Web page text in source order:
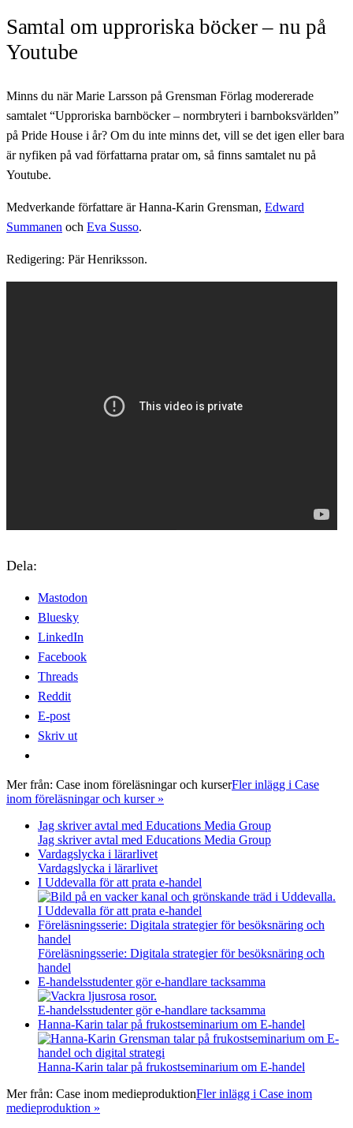
Samtal om upproriska böcker – nu på
Youtube
Minns du när Marie Larsson på Grensman Förlag modererade
samtalet “Upproriska barnböcker – normbryteri i barnboksvärlden”
på Pride House i år? Om du inte minns det, vill se det igen eller bara
är nyfiken på vad författarna pratar om, så finns samtalet nu på
Youtube.
Medverkande författare är Hanna-Karin Grensman, Edward
Summanen och Eva Susso.
Redigering: Pär Henriksson.
Dela:
Mastodon
Bluesky
LinkedIn
Facebook
Threads
Reddit
E-post
Skriv ut
Mer från: Case inom föreläsningar och kurserFler inlägg i Case
inom föreläsningar och kurser »
Jag skriver avtal med Educations Media Group
Jag skriver avtal med Educations Media Group
Vardagslycka i lärarlivet
Vardagslycka i lärarlivet
I Uddevalla för att prata e-handel
I Uddevalla för att prata e-handel
Föreläsningsserie: Digitala strategier för besöksnäring och
handel
Föreläsningsserie: Digitala strategier för besöksnäring och
handel
E-handelsstudenter gör e-handlare tacksamma
E-handelsstudenter gör e-handlare tacksamma
Hanna-Karin talar på frukostseminarium om E-handel
Hanna-Karin talar på frukostseminarium om E-handel
Mer från: Case inom medieproduktionFler inlägg i Case inom
medieproduktion »